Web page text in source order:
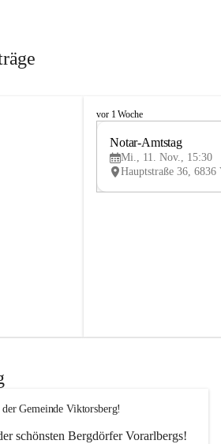
V
vor 1 Woche
Notar-Amtstag
Mi., 11. Nov., 15:30
Gemeinde Viktorsberg!
schönsten Bergdörfer Vorarlbergs!